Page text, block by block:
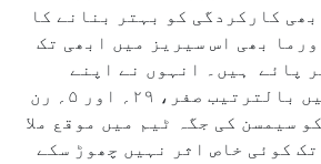
کارکردگی کو بہتر بنانے کا
بھی اس سیریز میں ابھی تک
پائے ہیں۔ انہوں نے اپنے
پچھلے ۳؍ میچوں میں بالترتیب صفر، ۲۹؍ اور ۵؍ رن
سیمسن کی جگہ ٹیم میں موقع ملا
کوئی خاص اثر نہیں چھوڑ سکے